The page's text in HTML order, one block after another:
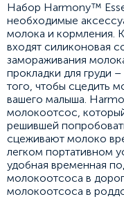
Набор Harmony™
необходимые
молока и кормления.
входят силиконовая
замораживания
прокладки для груди
того, чтобы сцедить
вашего малыша.
молокоотсос,
решившей
сцеживают молоко
легком портативном
удобная временная
молокоотсоса в
молокоотсоса в